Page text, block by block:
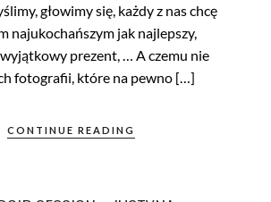
głowimy się, każdy z nas chcę
najukochańszym jak najlepszy,
prezent, … A czemu nie
fotografii, które na pewno […]
CONTINUE READING